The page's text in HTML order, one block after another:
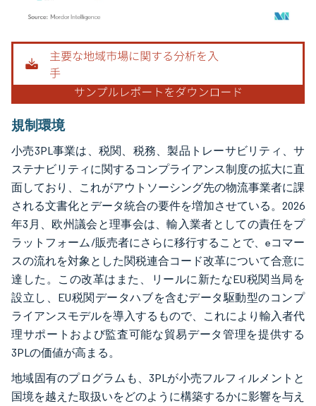
画像 © Mordor Intelligence。再利用にはCC BY 4.0の表示が必要です。
規制環境
小売3PL事業は、税関、税務、製品トレーサビリティ、サ
ステナビリティに関するコンプライアンス制度の拡大に直
面しており、これがアウトソーシング先の物流事業者に課
される文書化とデータ統合の要件を増加させている。2026
年3月、欧州議会と理事会は、輸入業者としての責任をプ
ラットフォーム/販売者にさらに移行することで、eコマー
スの流れを対象とした関税連合コード改革について合意に
達した。この改革はまた、リールに新たなEU税関当局を
設立し、EU税関データハブを含むデータ駆動型のコンプ
ライアンスモデルを導入するもので、これにより輸入者代
理サポートおよび監査可能な貿易データ管理を提供する
3PLの価値が高まる。
地域固有のプログラムも、3PLが小売フルフィルメントと
国境を越えた取扱いをどのように構築するかに影響を与え